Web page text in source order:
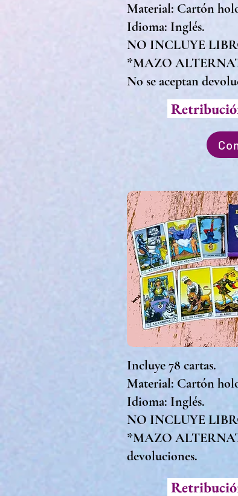
Material: Cartón
Idioma: Inglés.
NO INCLUYE
*MAZO
No se aceptan
Incluye 78 cartas.
Material: Cartón
Idioma: Inglés.
NO INCLUYE
*MAZO
devoluciones.